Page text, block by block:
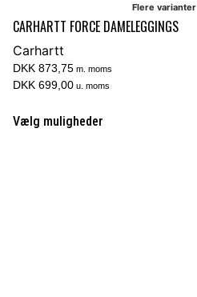
Flere varianter
CARHARTT FORCE DAMELEGGINGS
Carhartt
DKK 873,75m. moms
DKK 699,00u. moms
Vælg muligheder